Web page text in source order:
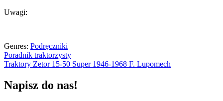
Uwagi:
Genres: Podręczniki
Nawigacja
wpisu
Poradnik traktorzysty
Traktory Zetor 15-50 Super 1946-1968 F. Lupomech
Napisz do nas!